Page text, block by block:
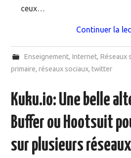
ceux…
Continuer la
Enseignement, Internet, Réseaux
primaire,réseaux sociaux, twitter
Kuku.io: Une belle
Buffer ou Hootsuit
sur plusieurs réseaux